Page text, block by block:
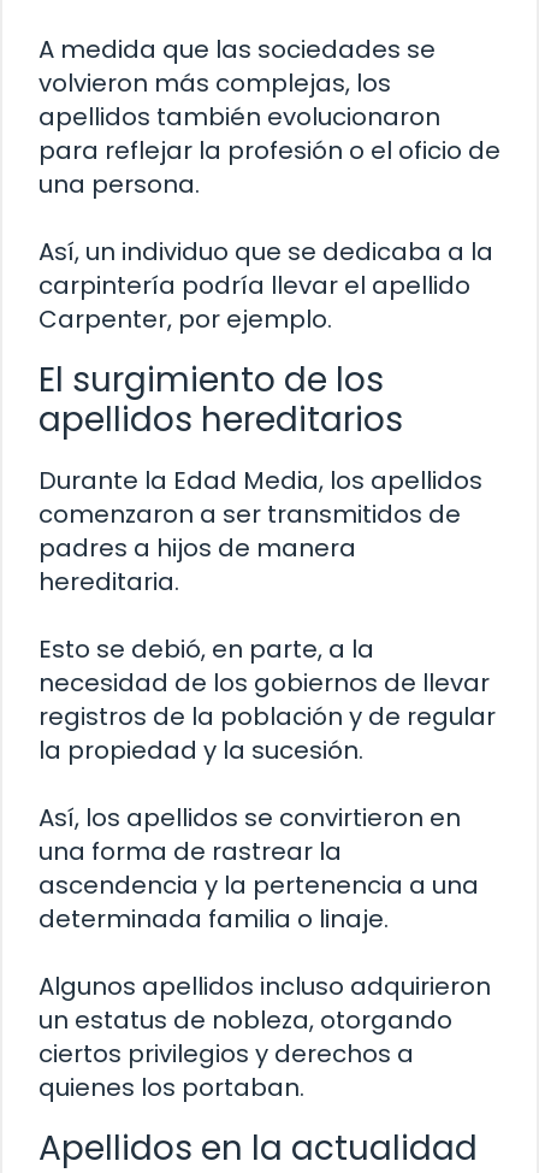
A medida que las sociedades se
volvieron más complejas, los
apellidos también evolucionaron
para reflejar la profesión o el oficio de
una persona.
Así, un individuo que se dedicaba a la
carpintería podría llevar el apellido
Carpenter, por ejemplo.
El surgimiento de los
apellidos hereditarios
Durante la Edad Media, los apellidos
comenzaron a ser transmitidos de
padres a hijos de manera
hereditaria.
Esto se debió, en parte, a la
necesidad de los gobiernos de llevar
registros de la población y de regular
la propiedad y la sucesión.
Así, los apellidos se convirtieron en
una forma de rastrear la
ascendencia y la pertenencia a una
determinada familia o linaje.
Algunos apellidos incluso adquirieron
un estatus de nobleza, otorgando
ciertos privilegios y derechos a
quienes los portaban.
Apellidos en la actualidad